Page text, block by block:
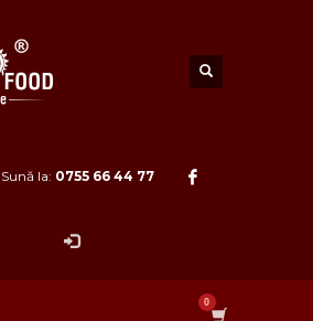
la: 0755 66 44 77